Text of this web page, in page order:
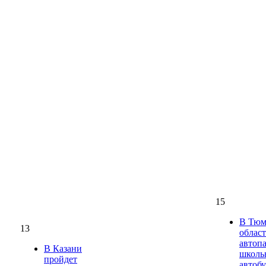
13
В Казани
пройдет
15
В